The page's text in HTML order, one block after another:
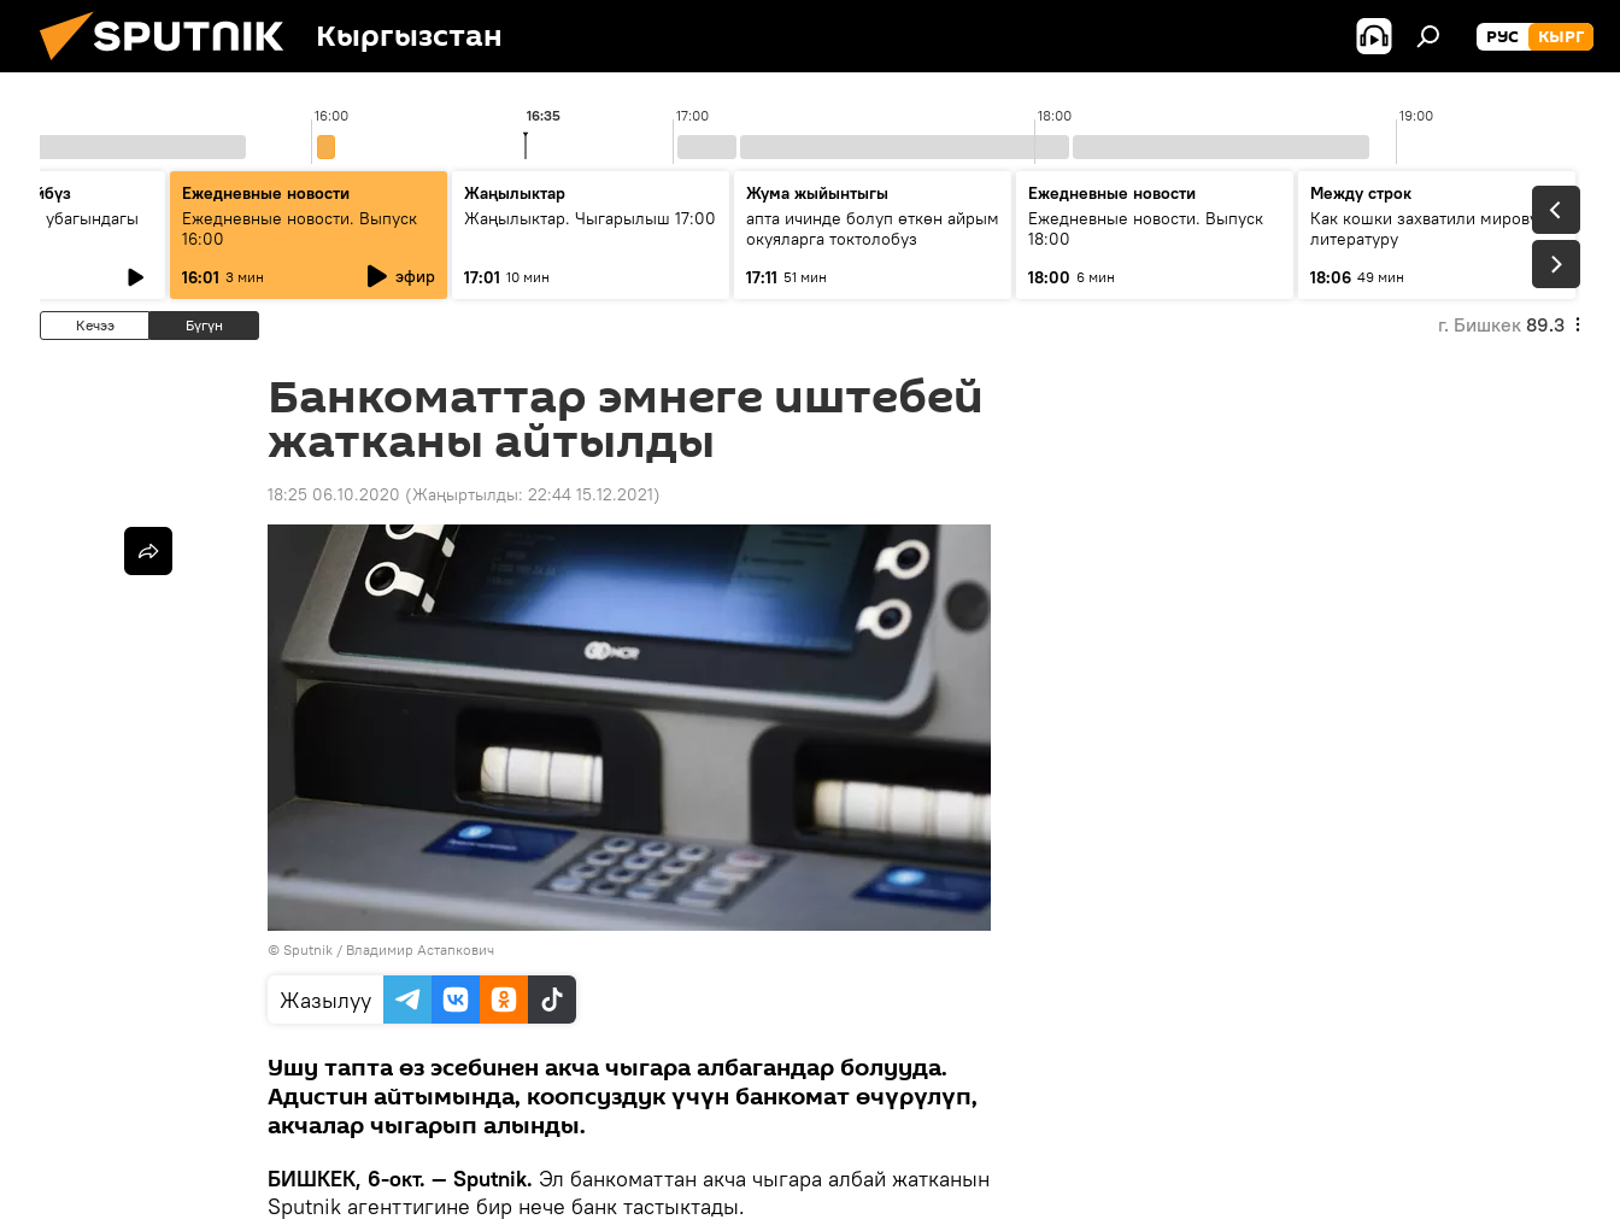
Кыргызстан РУС КЫРГ
16:00 17:00 18:00 19:00
16:35
өз убагындагы
Ежедневные новости
Ежедневные новости. Выпуск
16:00
16:01 3 мин эфир
Жаңылыктар
Жаңылыктар. Чыгарылыш 17:00
17:01 10 мин
Жума жыйынтыгы
апта ичинде болуп өткөн айрым
окуяларга токтолобуз
17:11 51 мин
Ежедневные новости
Ежедневные новости. Выпуск
18:00
18:00 6 мин
Между строк
Как кошки захватили мировую
литературу
18:06 49 мин
Кечээ Бүгүн г. Бишкек 89.3
Банкоматтар эмнеге иштебей
жатканы айтылды
18:25 06.10.2020 (Жаңыртылды: 22:44 15.12.2021)
© Sputnik / Владимир Астапкович
Жазылуу
Ушу тапта өз эсебинен акча чыгара албагандар болууда.
Адистин айтымында, коопсуздук үчүн банкомат өчүрүлүп,
акчалар чыгарып алынды.
БИШКЕК, 6-окт. — Sputnik. Эл банкоматтан акча чыгара албай жатканын
Sputnik агенттигине бир нече банк тастыктады.